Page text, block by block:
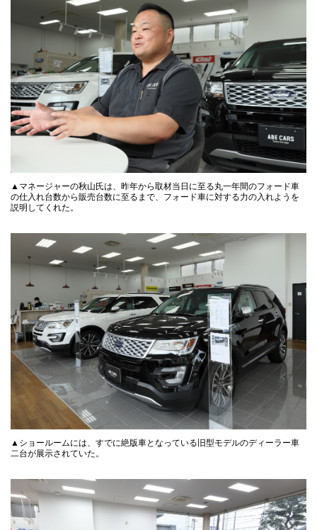
▲マネージャーの秋山氏は、昨年から取材当日に至る丸一年間のフォード車
の仕入れ台数から販売台数に至るまで、フォード車に対する力の入れようを
説明してくれた。
▲ショールームには、すでに絶版車となっている旧型モデルのディーラー車
二台が展示されていた。